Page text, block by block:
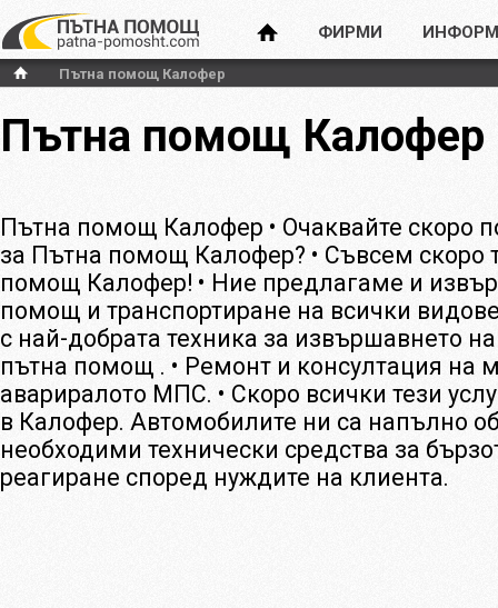
ФИРМИ
Пътна помощ Калофер
Пътна помощ Калофер
Пътна помощ Калофер • Очаквайте скоро
за Пътна помощ Калофер? • Съвсем скоро
помощ Калофер! • Ние предлагаме и
помощ и транспортиране на всички
с най-добрата техника за извършавнето
пътна помощ . • Ремонт и консултация на
авариралото МПС. • Скоро всички тези
в Калофер. Автомобилите ни са напълно
необходими технически средства за
реагиране според нуждите на клиента.